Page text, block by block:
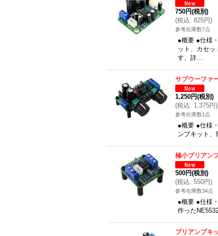
750円(税別)
(税込: 825円)
参考在庫数7点
●概要 ●仕様
ット、カセ
す、詳…
サブウーファ
1,250円(税別)
(税込: 1,375円)
参考在庫数1点
●概要 ●仕様
ンプキット
極小プリアン
500円(税別)
(税込: 550円)
参考在庫数34点
●概要 ●仕様
作った
プリアンプキ